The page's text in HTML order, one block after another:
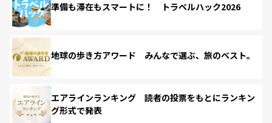
準備も滞在もスマートに！ トラベルハック2026
地球の歩き方アワード みんなで選ぶ、旅のベスト。
エアラインランキング 読者の投票をもとにランキン
グ形式で発表